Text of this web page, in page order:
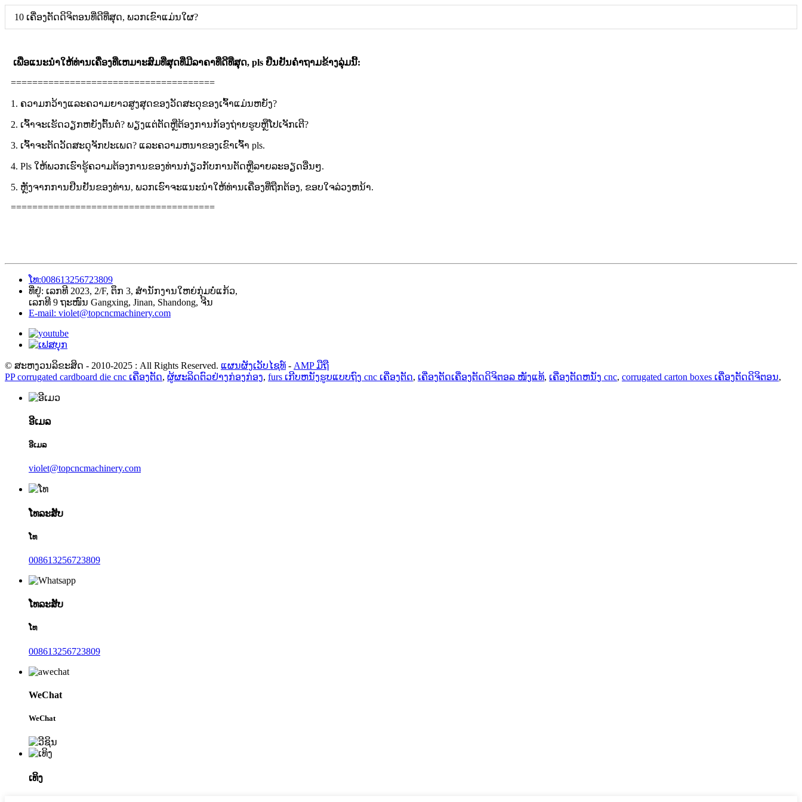
10 ເຄື່ອງຕັດດິຈິຕອນທີ່ດີທີ່ສຸດ, ພວກເຂົາແມ່ນໃຜ?
ເພື່ອແນະນໍາໃຫ້ທ່ານເຄື່ອງທີ່ເຫມາະສົມທີ່ສຸດທີ່ມີລາຄາທີ່ດີທີ່ສຸດ, pls ຢືນຢັນຄໍາຖາມຂ້າງລຸ່ມນີ້:
======================================
1. ຄວາມກວ້າງແລະຄວາມຍາວສູງສຸດຂອງວັດສະດຸຂອງເຈົ້າແມ່ນຫຍັງ?
2. ເຈົ້າຈະເຮັດວຽກຫຍັງຕົ້ນຕໍ? ພຽງແຕ່ຕັດຫຼືຕ້ອງການກ້ອງຖ່າຍຮູບຫຼືໂປເຈັກເຕີ?
3. ເຈົ້າຈະຕັດວັດສະດຸຈັກປະເພດ? ແລະຄວາມຫນາຂອງເຂົາເຈົ້າ pls.
4. Pls ໃຫ້ພວກເຮົາຮູ້ຄວາມຕ້ອງການຂອງທ່ານກ່ຽວກັບການຕັດຫຼືລາຍລະອຽດອື່ນໆ.
5. ຫຼັງຈາກການຢືນຢັນຂອງທ່ານ, ພວກເຮົາຈະແນະນໍາໃຫ້ທ່ານເຄື່ອງທີ່ຖືກຕ້ອງ, ຂອບໃຈລ່ວງຫນ້າ.
======================================
ໂທ:008613256723809
ທີ່ຢູ່: ເລກທີ 2023, 2/F, ຕຶກ 3, ສຳນັກງານໃຫຍ່ກຸ່ມບໍ່ແກ້ວ,
ເລກທີ 9 ຖະໜົນ Gangxing, Jinan, Shandong, ຈີນ
E-mail: violet@topcncmachinery.com
© ສະຫງວນລິຂະສິດ - 2010-2025 : All Rights Reserved. ແຜນຜັງເວັບໄຊທ໌ - AMP ມືຖື
PP corrugated cardboard die cnc ເຄື່ອງຕັດ, ຜູ້ຜະລິດຕົວຢ່າງກ່ອງກ່ອງ, furs ເກີບຫນັງຮູບແບບຖົງ cnc ເຄື່ອງຕັດ, ເຄື່ອງຕັດເຄື່ອງຕັດດິຈິຕອລ ໜັງແທ້, ເຄື່ອງຕັດຫນັງ cnc, corrugated carton boxes ເຄື່ອງຕັດດິຈິຕອນ,
ອີເມລ
ອີເມລ
violet@topcncmachinery.com
ໂທລະສັບ
ໂທ
008613256723809
ໂທລະສັບ
ໂທ
008613256723809
WeChat
WeChat
ເທິງ